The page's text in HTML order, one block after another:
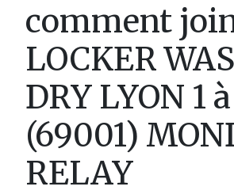
comment
LOCKER
DRY LYON 1
(69001)
RELAY